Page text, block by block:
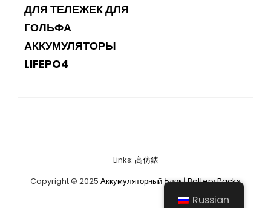
ДЛЯ ТЕЛЕЖЕК ДЛЯ
ГОЛЬФА
АККУМУЛЯТОРЫ
LIFEPO4
Links: 高仿錶
Copyright © 2025 Аккумуляторный Блок|Battery Packs
Russian